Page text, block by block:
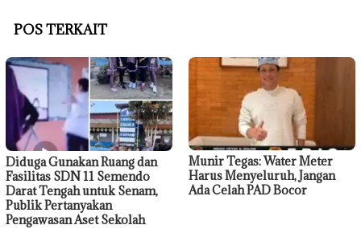
POS TERKAIT
Diduga Gunakan Ruang dan
Fasilitas SDN 11 Semendo
Darat Tengah untuk Senam,
Publik Pertanyakan
Pengawasan Aset Sekolah
Munir Tegas: Water Meter
Harus Menyeluruh, Jangan
Ada Celah PAD Bocor